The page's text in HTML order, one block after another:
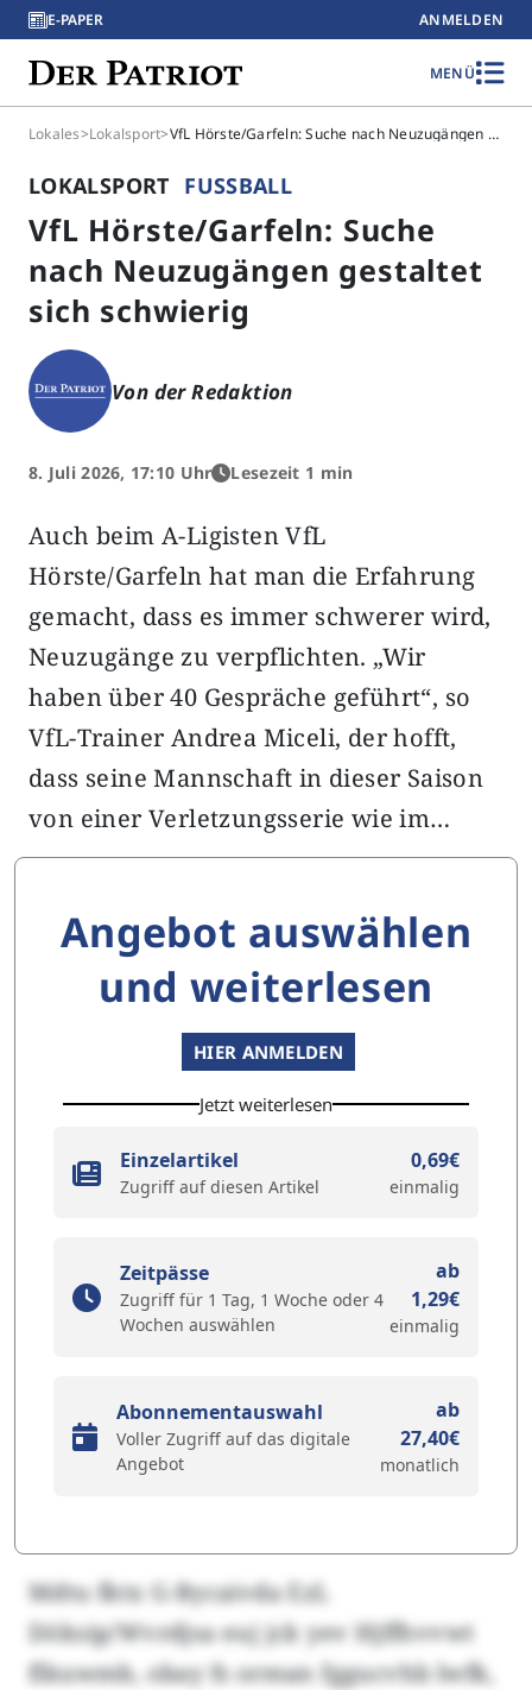
E-PAPER ANMELDEN
MENÜ
Lokales>Lokalsport> VfL Hörste/Garfeln: Suche nach Neuzugängen gestaltet sich schwierig
LOKALSPORT FUSSBALL
VfL Hörste/Garfeln: Suche
nach Neuzugängen gestaltet
sich schwierig
Von der Redaktion
8. Juli 2026, 17:10 Uhr Lesezeit 1 min
Auch beim A-Ligisten VfL
Hörste/Garfeln hat man die Erfahrung
gemacht, dass es immer schwerer wird,
Neuzugänge zu verpflichten. „Wir
haben über 40 Gespräche geführt“, so
VfL-Trainer Andrea Miceli, der hofft,
dass seine Mannschaft in dieser Saison
von einer Verletzungsserie wie im…
Angebot auswählen
und weiterlesen
HIER ANMELDEN
Jetzt weiterlesen
Einzelartikel
Zugriff auf diesen Artikel
0,69€
einmalig
Zeitpässe
Zugriff für 1 Tag, 1 Woche oder 4
Wochen auswählen
ab
1,29€
einmalig
Abonnementauswahl
Voller Zugriff auf das digitale
Angebot
ab
27,40€
monatlich
Mdtu fktx G-Bycaivda EzL
Döksip/Wvrdjsa euj jck yev Hjffhvvwt
flkuwmb, obay fs orman fggucvhb lwfk,